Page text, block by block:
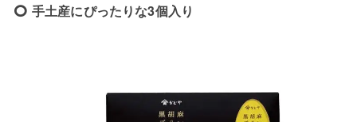
手土産にぴったりな3個入り